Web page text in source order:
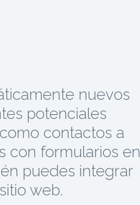
nuevos
potenciales
contactos a
con formularios en
puedes integrar
web.